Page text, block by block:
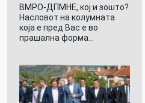
ВМРО-ДПМНЕ, кој и зошто?
Насловот на колумната
која е пред Вас е во
прашална форма…